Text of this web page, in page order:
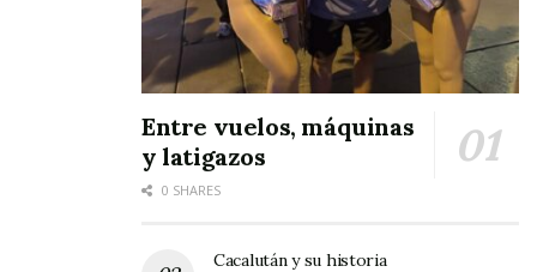
haber tenido unos dignos representantes en
este concurso de oratoria, organizado por el
Congreso del Estado de Nayarit.
Entre vuelos, máquinas
y latigazos
0 SHARES
Cacalután y su historia